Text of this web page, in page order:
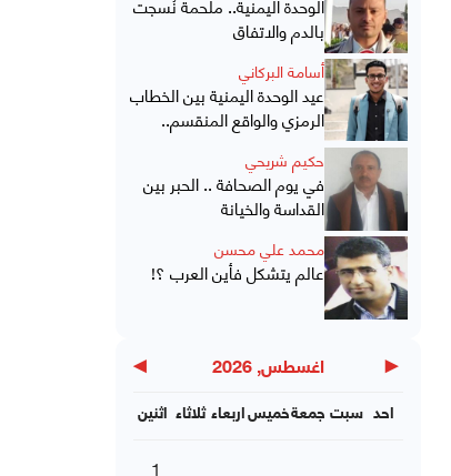
بالدم والاتفاق
أسامة البركاني
عيد الوحدة اليمنية بين الخطاب
الرمزي والواقع المنقسم..
حكيم شريحي
في يوم الصحافة .. الحبر بين
القداسة والخيانة
محمد علي محسن
عالم يتشكل فأين العرب ؟!
◀ اغسطس, 2026 ▶
اثنين ثلاثاء اربعاءخميسجمعة سبت احد
1